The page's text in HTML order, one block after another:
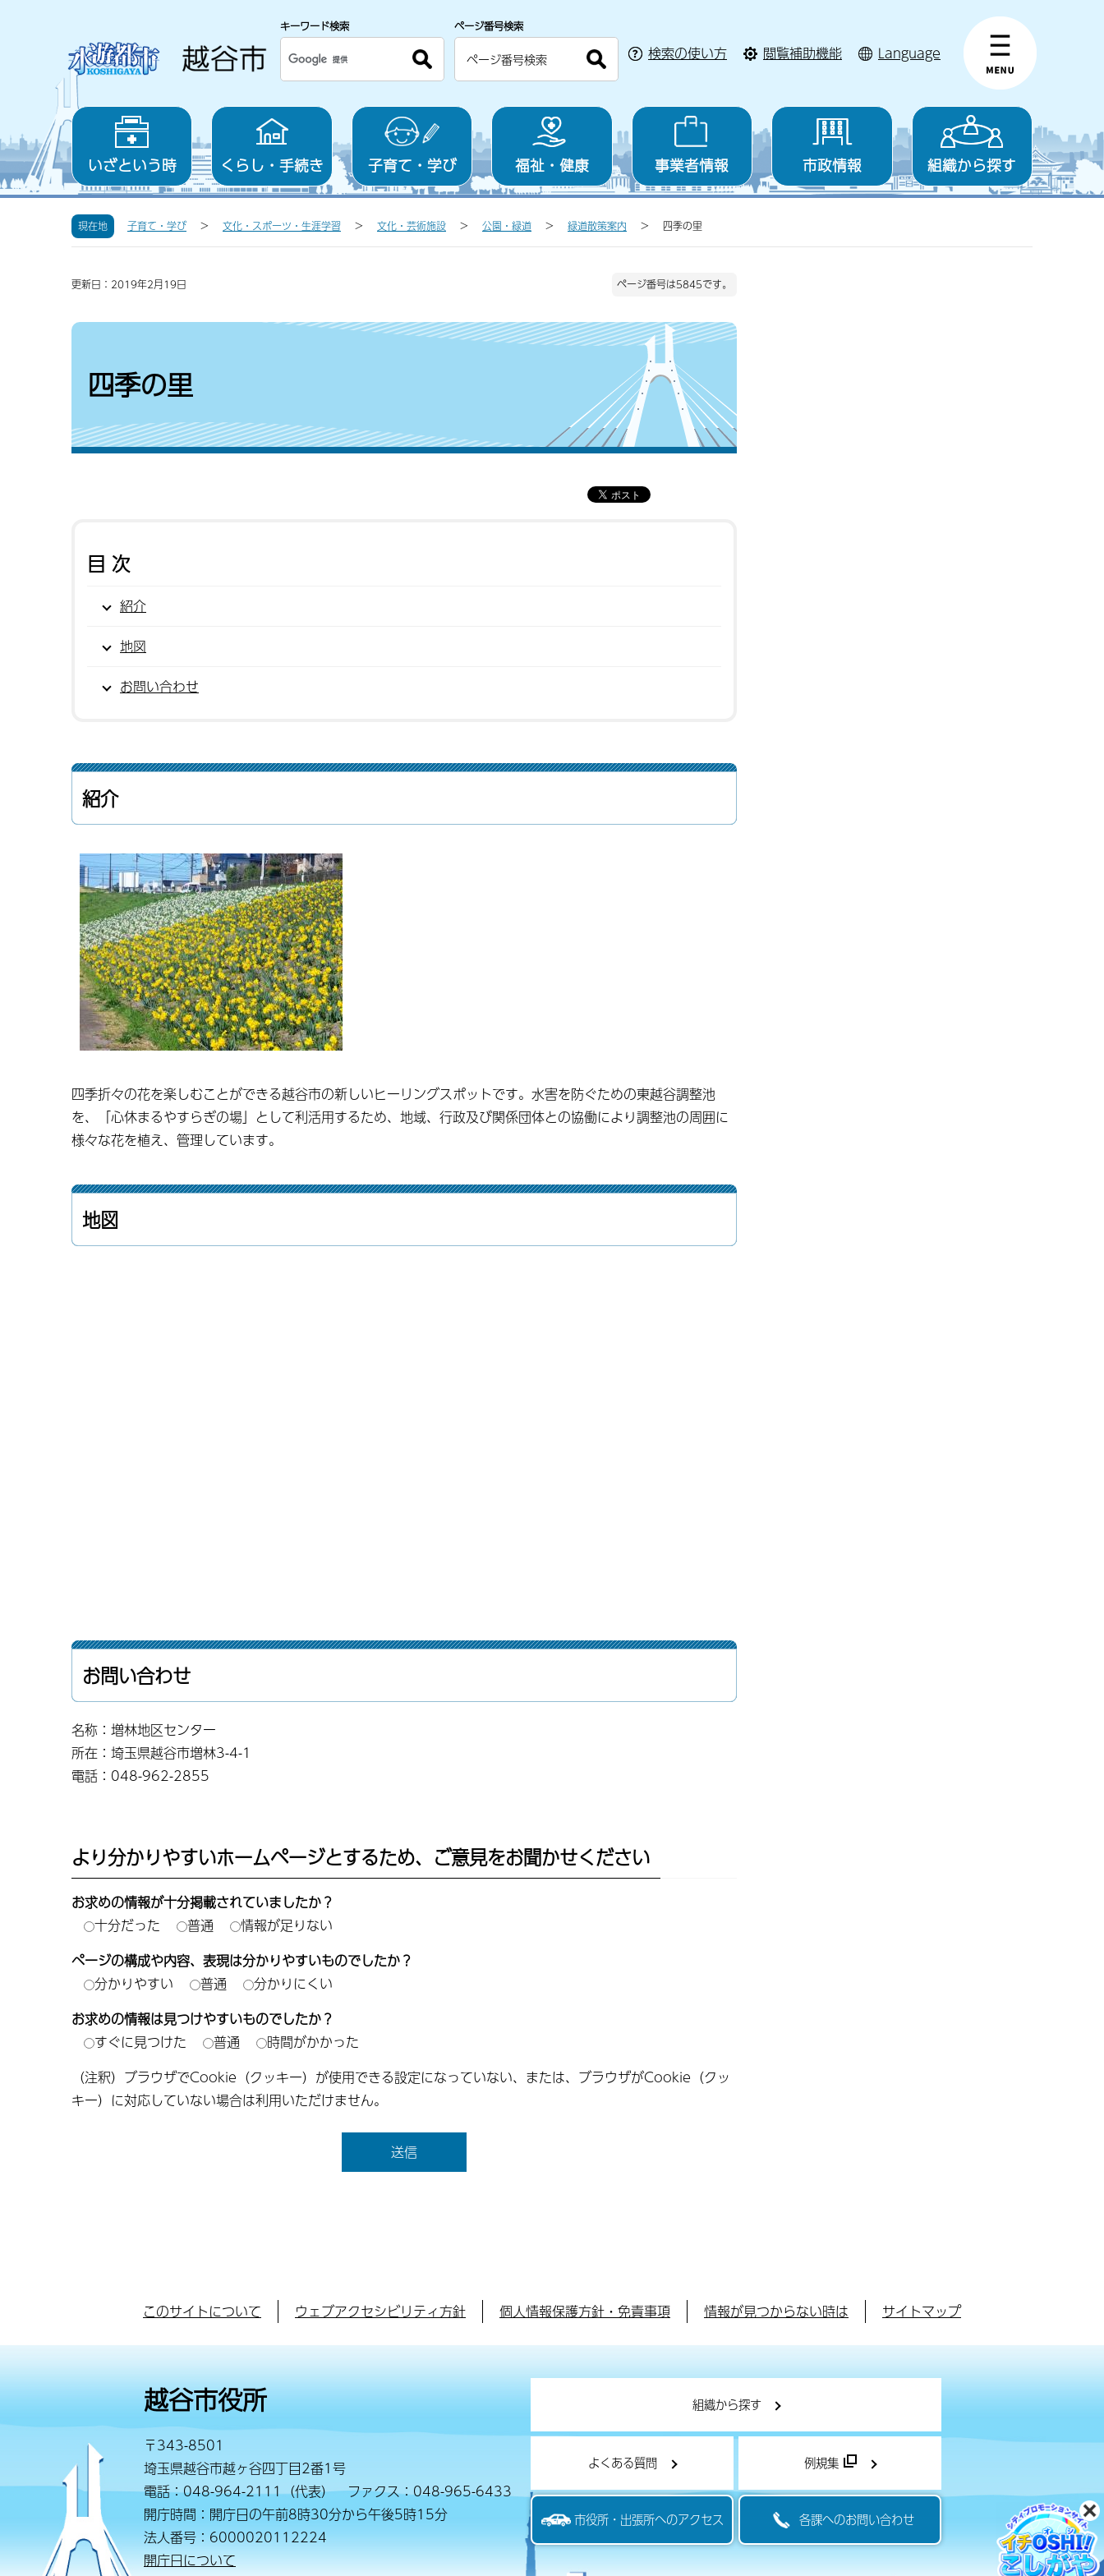
キーワード検索 ページ番号検索
検索の使い方 閲覧補助機能 Language
いざという時 くらし・手続き 子育て・学び 福祉・健康 事業者情報 市政情報 組織から探す
現在地 子育て・学び 文化・スポーツ・生涯学習 文化・芸術施設 公園・緑道 緑道散策案内 四季の里
更新日：2019年2月19日 ページ番号は5845です。
四季の里
目次
紹介
地図
お問い合わせ
紹介
四季折々の花を楽しむことができる越谷市の新しいヒーリングスポットです。水害を防ぐための東越谷調整池
を、「心休まるやすらぎの場」として利活用するため、地域、行政及び関係団体との協働により調整池の周囲に
様々な花を植え、管理しています。
地図
お問い合わせ
名称：増林地区センター
所在：埼玉県越谷市増林3-4-1
電話：048-962-2855
より分かりやすいホームページとするため、ご意見をお聞かせください
お求めの情報が十分掲載されていましたか？
十分だった
普通
情報が足りない
ページの構成や内容、表現は分かりやすいものでしたか？
分かりやすい
普通
分かりにくい
お求めの情報は見つけやすいものでしたか？
すぐに見つけた
普通
時間がかかった
（注釈）ブラウザでCookie（クッキー）が使用できる設定になっていない、または、ブラウザがCookie（クッ
キー）に対応していない場合は利用いただけません。
このサイトについて ウェブアクセシビリティ方針 個人情報保護方針・免責事項 情報が見つからない時は サイトマップ
越谷市役所
〒343-8501
埼玉県越谷市越ヶ谷四丁目2番1号
電話：048-964-2111（代表） ファクス：048-965-6433
開庁時間：開庁日の午前8時30分から午後5時15分
法人番号：6000020112224
開庁日について
組織から探す
よくある質問 例規集
市役所・出張所へのアクセス 各課へのお問い合わせ